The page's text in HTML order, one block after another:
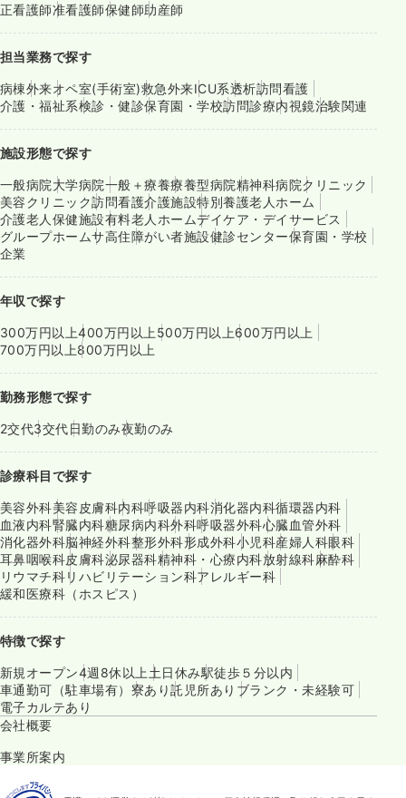
正看護師准看護師保健師助産師
担当業務で探す
病棟外来オペ室(手術室)救急外来ICU系透析訪問看護
介護・福祉系検診・健診保育園・学校訪問診療内視鏡治験関連
施設形態で探す
一般病院大学病院一般＋療養療養型病院精神科病院クリニック
美容クリニック訪問看護介護施設特別養護老人ホーム
介護老人保健施設有料老人ホームデイケア・デイサービス
グループホームサ高住障がい者施設健診センター保育園・学校
企業
年収で探す
300万円以上400万円以上 500万円以上600万円以上
700万円以上800万円以上
勤務形態で探す
2交代3交代日勤のみ夜勤のみ
診療科目で探す
美容外科美容皮膚科内科呼吸器内科消化器内科循環器内科
血液内科腎臓内科糖尿病内科外科呼吸器外科心臓血管外科
消化器外科脳神経外科整形外科形成外科小児科産婦人科眼科
耳鼻咽喉科皮膚科泌尿器科精神科・心療内科放射線科麻酔科
リウマチ科リハビリテーション科アレルギー科
緩和医療科（ホスピス）
特徴で探す
新規オープン4週8休以上 土日休み駅徒歩５分以内
車通勤可（駐車場有） 寮あり託児所あり ブランク・未経験可
電子カルテあり
会社概要
事業所案内